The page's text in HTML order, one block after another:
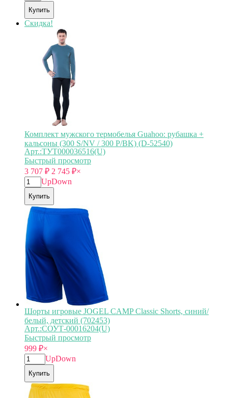
Купить
Скидка!
Комплект мужского термобелья Guahoo: рубашка +
кальсоны (300 S/NV / 300 P/BK) (D-52540)
Арт.:ТУТ000036516(U)
Быстрый просмотр
3 707 ₽ 2 745 ₽×
UpDown
Купить
Шорты игровые JOGEL CAMP Classic Shorts, синий/
белый, детский (702453)
Арт.:СОУТ-00016204(U)
Быстрый просмотр
999 ₽×
UpDown
Купить